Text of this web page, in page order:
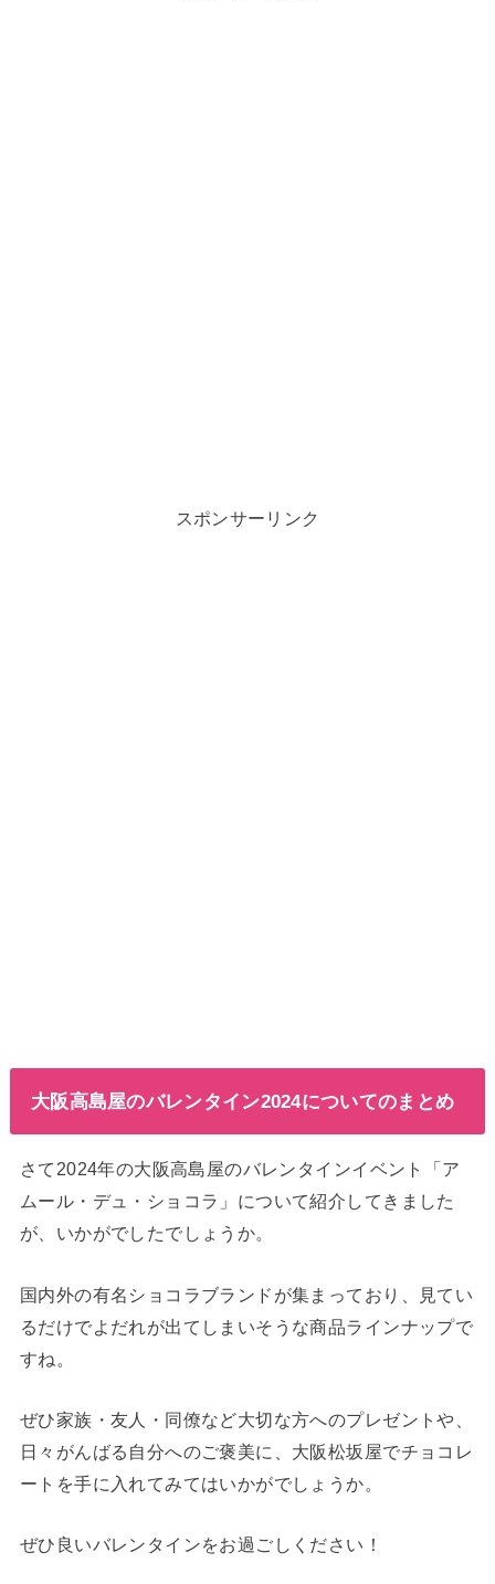
スポンサーリンク
大阪高島屋のバレンタイン2024についてのまとめ
さて2024年の大阪高島屋のバレンタインイベント「ア
ムール・デュ・ショコラ」について紹介してきました
が、いかがでしたでしょうか。
国内外の有名ショコラブランドが集まっており、見てい
るだけでよだれが出てしまいそうな商品ラインナップで
すね。
ぜひ家族・友人・同僚など大切な方へのプレゼントや、
日々がんばる自分へのご褒美に、大阪松坂屋でチョコレ
ートを手に入れてみてはいかがでしょうか。
ぜひ良いバレンタインをお過ごしください！